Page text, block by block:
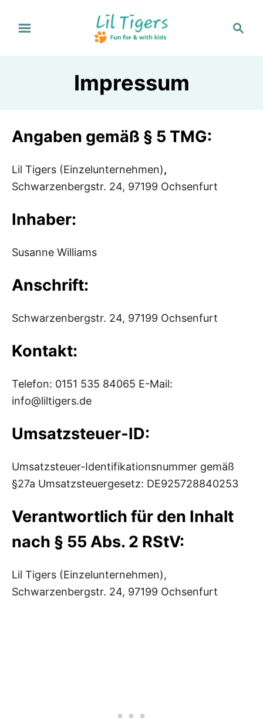
Impressum
Angaben gemäß § 5 TMG:
Lil Tigers (Einzelunternehmen),
Schwarzenbergstr. 24, 97199 Ochsenfurt
Inhaber:
Susanne Williams
Anschrift:
Schwarzenbergstr. 24, 97199 Ochsenfurt
Kontakt:
Telefon: 0151 535 84065 E-Mail:
info@liltigers.de
Umsatzsteuer-ID:
Umsatzsteuer-Identifikationsnummer gemäß
§27a Umsatzsteuergesetz: DE925728840253
Verantwortlich für den Inhalt
nach § 55 Abs. 2 RStV:
Lil Tigers (Einzelunternehmen),
Schwarzenbergstr. 24, 97199 Ochsenfurt